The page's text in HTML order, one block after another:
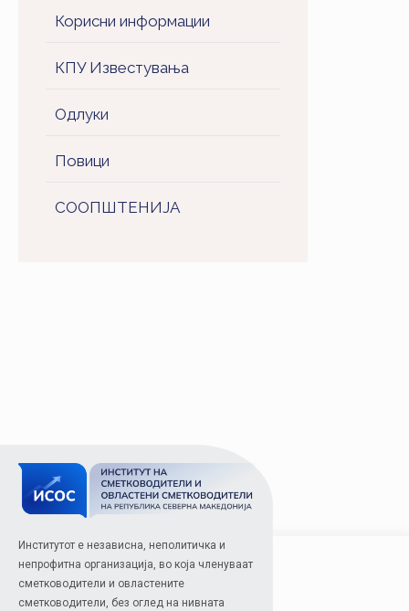
Корисни информации
КПУ Известувања
Одлуки
Повици
СООПШТЕНИJA
Институтот е независна, неполитичка и
непрофитна организација, во која членуваат
сметководители и овластените
сметководители, без оглед на нивната